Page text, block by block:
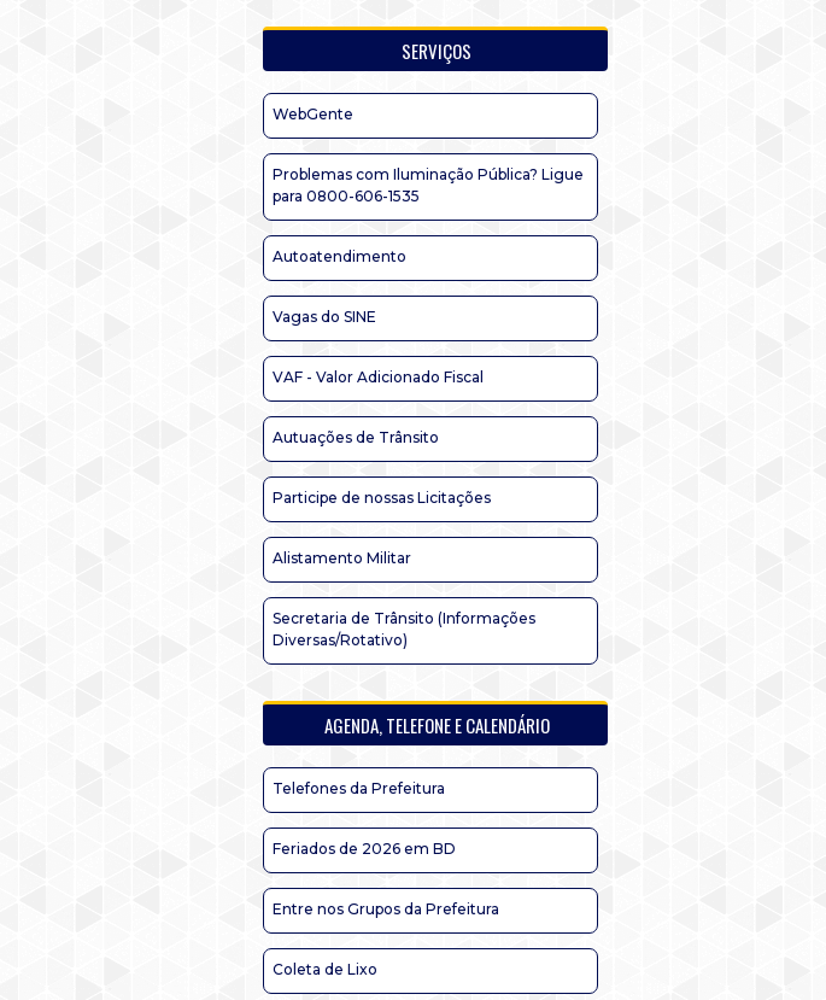
SERVIÇOS
WebGente
Problemas com Iluminação Pública? Ligue
para 0800-606-1535
Autoatendimento
Vagas do SINE
VAF - Valor Adicionado Fiscal
Autuações de Trânsito
Participe de nossas Licitações
Alistamento Militar
Secretaria de Trânsito (Informações
Diversas/Rotativo)
AGENDA, TELEFONE E CALENDÁRIO
Telefones da Prefeitura
Feriados de 2026 em BD
Entre nos Grupos da Prefeitura
Coleta de Lixo